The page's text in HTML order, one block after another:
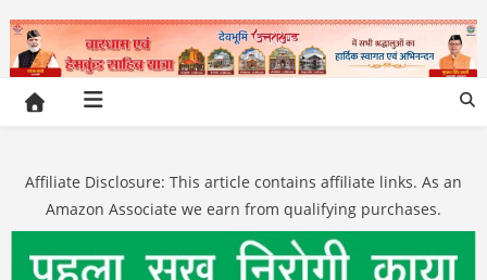
Affiliate Disclosure: This article contains affiliate links. As an
Amazon Associate we earn from qualifying purchases.